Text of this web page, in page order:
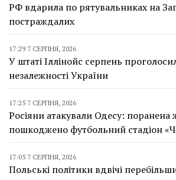
РФ вдарила по рятувальниках на
постраждалих
17:29 7 СЕРПНЯ, 2026
У штаті Іллінойс серпень
незалежності України
17:25 7 СЕРПНЯ, 2026
Росіяни атакували Одесу: поранена
пошкоджено футбольний стадіон
17:05 7 СЕРПНЯ, 2026
Польські політики вдвічі